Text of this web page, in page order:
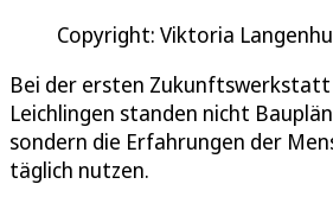
Copyright: Viktoria
Bei der ersten Zukunftswerkstatt
Leichlingen standen nicht
sondern die Erfahrungen der
täglich nutzen.